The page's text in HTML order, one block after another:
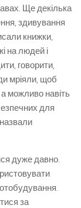
Ще декілька
здивування
книжки,
на людей і
говорити,
мріяли, щоб
можливо навіть
для
дуже давно.
за